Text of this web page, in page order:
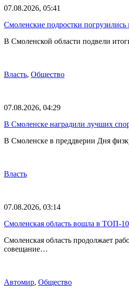
07.08.2026, 05:41
Смоленские подростки погрузились
В Смоленской области подвели
Власть, Общество
07.08.2026, 04:29
В Смоленске наградили лучших
В Смоленске в преддверии Дня
Власть
07.08.2026, 03:14
Смоленская область вошла в ТОП-
Смоленская область продолжает
совещание…
Автомир, Общество